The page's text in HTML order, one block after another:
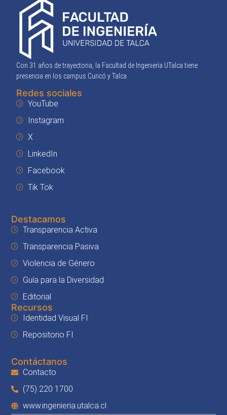
Con 31 años de trayectoria, la Facultad de Ingeniería UTalca tiene
presencia en los campus Curicó y Talca.
Redes sociales
YouTube
Instagram
X
LinkedIn
Facebook
Tik Tok
Destacamos
Transparencia Activa
Transparencia Pasiva
Violencia de Género
Guía para la Diversidad
Editorial
Recursos
Identidad Visual FI
Repositorio FI
Contáctanos
Contacto
(75) 220 1700
www.ingenieria.utalca.cl